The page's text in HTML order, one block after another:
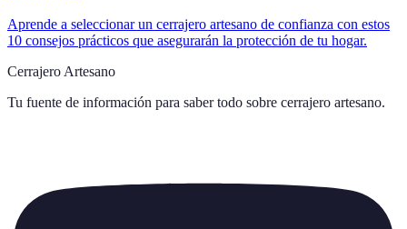
Aprende a seleccionar un cerrajero artesano de confianza con estos
10 consejos prácticos que asegurarán la protección de tu hogar.
Cerrajero Artesano
Tu fuente de información para saber todo sobre cerrajero artesano.